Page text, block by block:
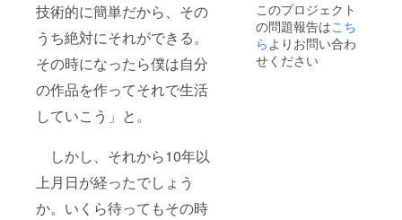
技術的に簡単だから、その
うち絶対にそれができる。
その時になったら僕は自分
の作品を作ってそれで生活
していこう」と。
しかし、それから10年以
上月日が経ったでしょう
か。いくら待ってもその時
このプロジェクト
の問題報告はこち
らよりお問い合わ
せください